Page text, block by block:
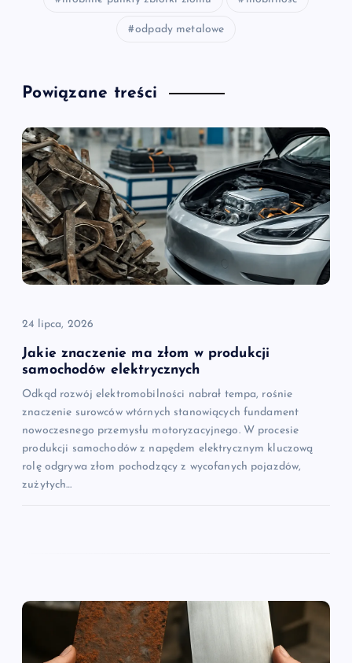
odpady metalowe
Powiązane treści
24 lipca, 2026
Jakie znaczenie ma złom w produkcji
samochodów elektrycznych
Odkąd rozwój elektromobilności nabrał tempa, rośnie
znaczenie surowców wtórnych stanowiących fundament
nowoczesnego przemysłu motoryzacyjnego. W procesie
produkcji samochodów z napędem elektrycznym kluczową
rolę odgrywa złom pochodzący z wycofanych pojazdów,
zużytych…